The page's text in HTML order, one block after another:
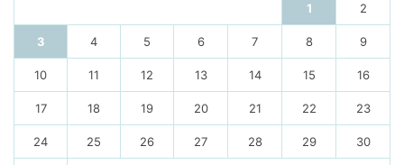
1 2
3 4 5 6 7 8 9
10 11 12 13 14 15 16
17 18 19 20 21 22 23
24 25 26 27 28 29 30